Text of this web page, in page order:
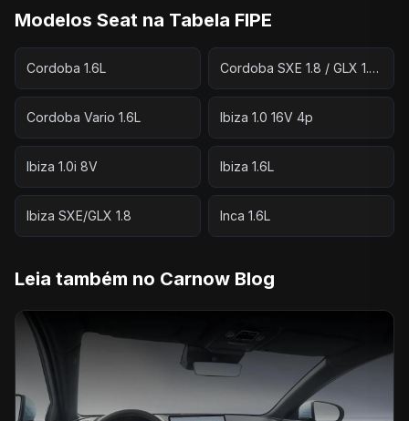
Modelos Seat na Tabela FIPE
Cordoba 1.6L Cordoba SXE 1.8 / GLX 1.8 4p
Cordoba Vario 1.6L Ibiza 1.0 16V 4p
Ibiza 1.0i 8V Ibiza 1.6L
Ibiza SXE/GLX 1.8 Inca 1.6L
Leia também no Carnow Blog